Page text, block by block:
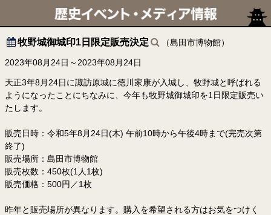
牧野城御城印1日限定販売決定 （島田市博物館）
2023年08月24日～2023年08月24日
天正3年8月24日に諏訪原城に徳川家康が入城し、牧野城と呼ばれる
ようになったことにちなみに、今年も牧野城御城印を1日限定販売い
たします。
販売日時：令和5年8月24日(木) 午前10時から午後4時まで(完売次第
終了)
販売場所：島田市博物館
販売枚数：450枚(1人1枚)
販売価格：500円／1枚
昨年と販売場所が異なります。購入を希望される方はお気をつけく